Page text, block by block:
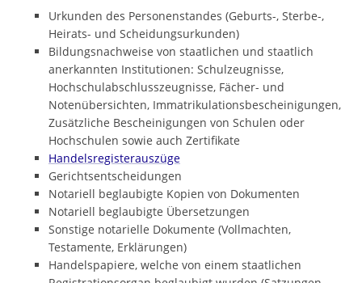
Urkunden des Personenstandes (Geburts-, Sterbe-,
Heirats- und Scheidungsurkunden)
Bildungsnachweise von staatlichen und staatlich
anerkannten Institutionen: Schulzeugnisse,
Hochschulabschlusszeugnisse, Fächer- und
Notenübersichten, Immatrikulationsbescheinigungen,
Zusätzliche Bescheinigungen von Schulen oder
Hochschulen sowie auch Zertifikate
Handelsregisterauszüge
Gerichtsentscheidungen
Notariell beglaubigte Kopien von Dokumenten
Notariell beglaubigte Übersetzungen
Sonstige notarielle Dokumente (Vollmachten,
Testamente, Erklärungen)
Handelspapiere, welche von einem staatlichen